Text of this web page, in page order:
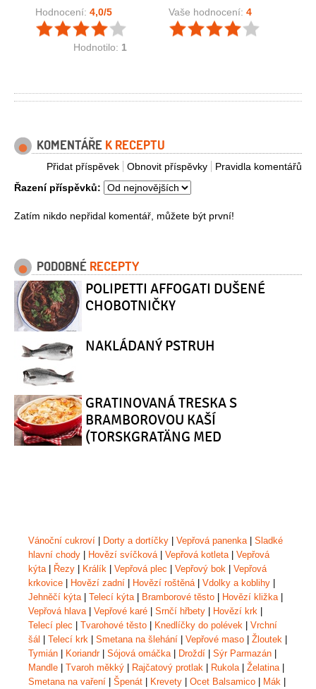
Hodnocení: 4,0/5
Hodnotilo: 1
Vaše hodnocení: 4
KOMENTÁŘE K RECEPTU
Pravidla komentářů
Obnovit příspěvky
Přidat příspěvek
Řazení příspěvků:
Zatím nikdo nepřidal komentář, můžete být první!
PODOBNÉ RECEPTY
POLIPETTI AFFOGATI DUŠENÉ
CHOBOTNIČKY
NAKLÁDANÝ PSTRUH
GRATINOVANÁ TRESKA S
BRAMBOROVOU KAŠÍ
(TORSKGRATÄNG MED
Vánoční cukroví Dorty a dortíčky Vepřová panenka| Sladké
hlavní chody
Hovězí svíčková| Vepřová kotleta| Vepřová
kýta| Řezy Králík Vepřová plec Vepřový bok
Vepřová
krkovice
Hovězí zadní Hovězí roštěná| Vdolky a koblihy
Jehněčí kýta| Telecí kýta| Bramborové těsto Hovězí kližka|
Vepřová hlava| Vepřové karé Srnčí hřbety Hovězí krk
Telecí plec
Tvarohové těsto Knedlíčky do polévek
Vrchní
šál
Telecí krk Smetana na šlehání Vepřové maso Žloutek
Tymián
Koriandr| Sójová omáčka| Droždí Sýr Parmazán
Mandle
Tvaroh měkký Rajčatový protlak Rukola| Želatina|
Smetana na vaření
Špenát Krevety Ocet Balsamico Mák